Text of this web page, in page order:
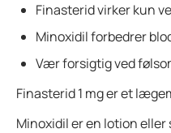
Finasterid virker kun
Minoxidil forbedrer
Vær forsigtig ved
Finasterid 1 mg er et
Minoxidil er en lotion